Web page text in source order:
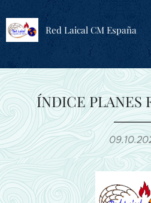
Red Laical CM España
ÍNDICE PLANES